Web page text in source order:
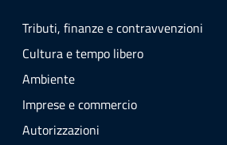
Tributi, finanze e contravvenzioni
Cultura e tempo libero
Ambiente
Imprese e commercio
Autorizzazioni